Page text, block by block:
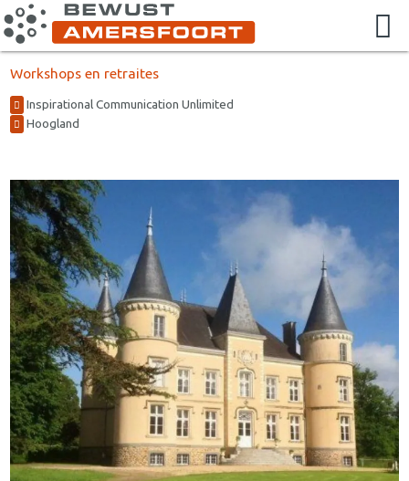
Workshops en retraites
Inspirational Communication Unlimited
Hoogland